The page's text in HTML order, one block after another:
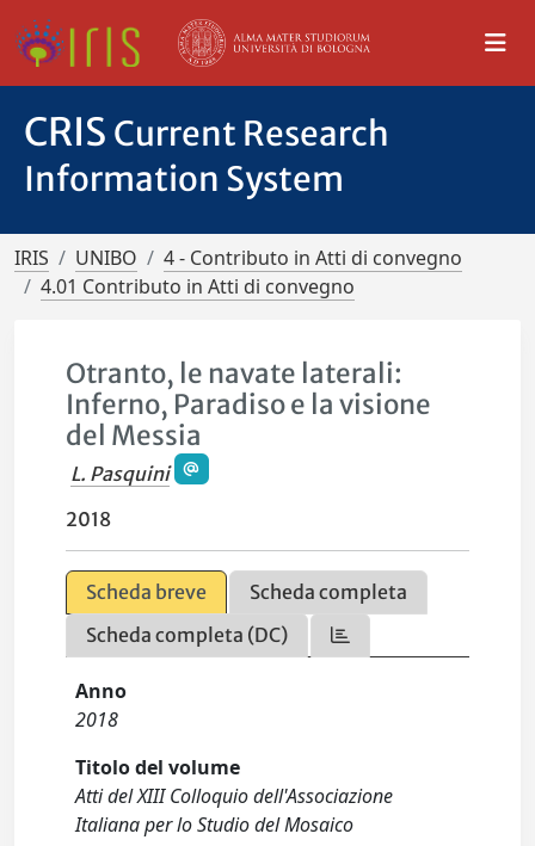
CRIS Current Research
Information System
IRIS UNIBO
4 - Contributo in Atti di convegno
4.01 Contributo in Atti di convegno
Otranto, le navate laterali:
Inferno, Paradiso e la visione
del Messia
L. Pasquini
2018
Scheda breve
Scheda completa
Scheda completa (DC)
Anno
2018
Titolo del volume
Atti del XIII Colloquio dell'Associazione
Italiana per lo Studio del Mosaico